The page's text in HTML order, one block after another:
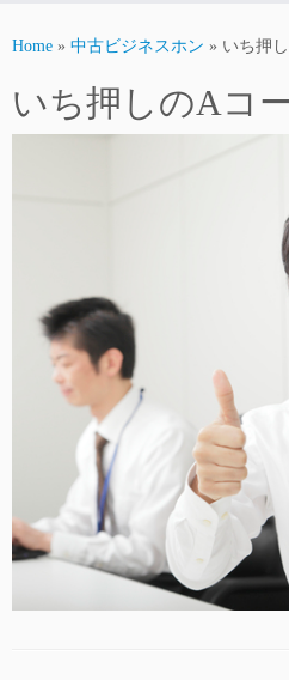
Home » 中古ビジネスホン » いち押
いち押しのAコ